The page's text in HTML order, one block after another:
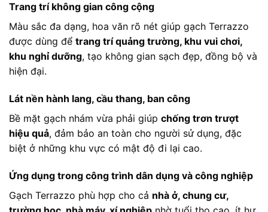
Trang trí không gian công cộng
Màu sắc đa dạng, hoa văn rõ nét giúp gạch Terrazzo
được dùng để trang trí quảng trường, khu vui chơi,
khu nghỉ dưỡng, tạo không gian sạch đẹp, đồng bộ và
hiện đại.
Lát nền hành lang, cầu thang, ban công
Bề mặt gạch nhám vừa phải giúp chống trơn trượt
hiệu quả, đảm bảo an toàn cho người sử dụng, đặc
biệt ở những khu vực có mật độ đi lại cao.
Ứng dụng trong công trình dân dụng và công nghiệp
Gạch Terrazzo phù hợp cho cả nhà ở, chung cư,